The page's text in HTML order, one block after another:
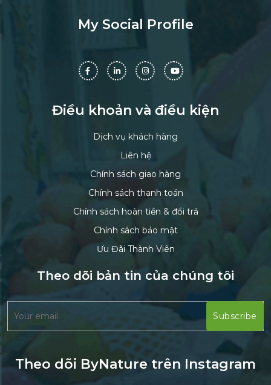
My Social Profile
Điều khoản và điều kiện
Dịch vụ khách hàng
Liên hệ
Chính sách giao hàng
Chính sách thanh toán
Chính sách hoàn tiền & đổi trả
Chính sách bảo mật
Ưu Đãi Thành Viên
Theo dõi bản tin của chúng tôi
Theo dõi ByNature trên Instagram